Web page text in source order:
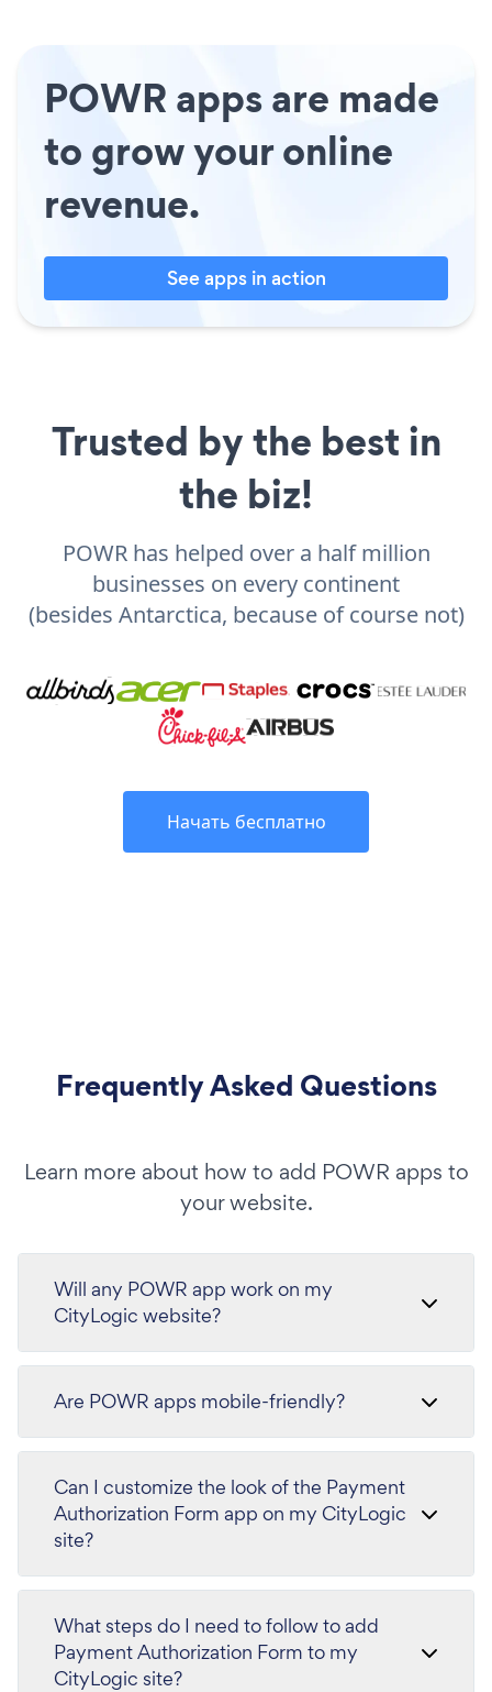
POWR apps are made
to grow your online
revenue.
See apps in action
Trusted by the best in
the biz!
POWR has helped over a half million
businesses on every continent
(besides Antarctica, because of course not)
Начать бесплатно
Frequently Asked Questions
Learn more about how to add POWR apps to
your website.
Will any POWR app work on my
CityLogic website?
Are POWR apps mobile-friendly?
Can I customize the look of the Payment
Authorization Form app on my CityLogic
site?
What steps do I need to follow to add
Payment Authorization Form to my
CityLogic site?